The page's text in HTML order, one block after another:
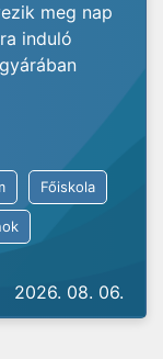
meg nap
induló
Főiskola
2026. 08. 06.